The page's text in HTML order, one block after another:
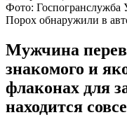
Фото: Госпогранслужба
Порох обнаружили в
Мужчина
знакомого и
флаконах для
находится